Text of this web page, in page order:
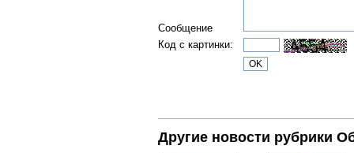
Сообщение
Код с картинки:
Другие новости рубрики